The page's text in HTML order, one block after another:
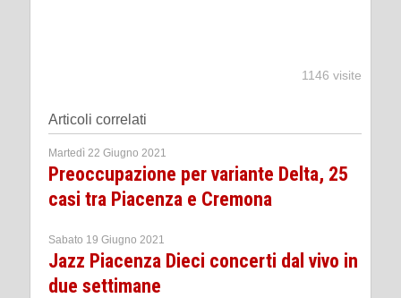
1146 visite
Articoli correlati
Martedì 22 Giugno 2021
Preoccupazione per variante Delta, 25
casi tra Piacenza e Cremona
Sabato 19 Giugno 2021
Jazz Piacenza Dieci concerti dal vivo in
due settimane